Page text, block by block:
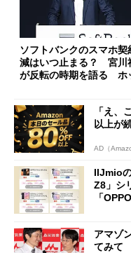
ソフトバンクのスマホ契
減はいつ止まる？ 宮川
が反転の時期を語る ホ
「え、
以上が
AD（
IIJmio
Z8」シ
「
アマゾ
てみて